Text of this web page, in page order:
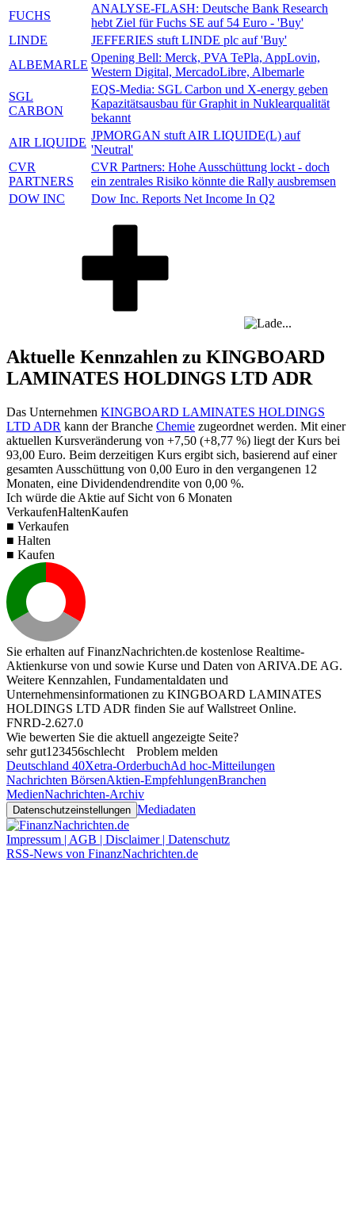
FUCHS
ANALYSE-FLASH: Deutsche Bank Research
hebt Ziel für Fuchs SE auf 54 Euro - 'Buy'
LINDE
JEFFERIES stuft LINDE plc auf 'Buy'
ALBEMARLE
Opening Bell: Merck, PVA TePla, AppLovin,
Western Digital, MercadoLibre, Albemarle
SGL
CARBON
EQS-Media: SGL Carbon und X-energy geben
Kapazitätsausbau für Graphit in Nuklearqualität
bekannt
AIR LIQUIDE
JPMORGAN stuft AIR LIQUIDE(L) auf
'Neutral'
CVR
PARTNERS
CVR Partners: Hohe Ausschüttung lockt - doch
ein zentrales Risiko könnte die Rally ausbremsen
DOW INC
Dow Inc. Reports Net Income In Q2
Aktuelle Kennzahlen zu KINGBOARD
LAMINATES HOLDINGS LTD ADR
Das Unternehmen KINGBOARD LAMINATES HOLDINGS
LTD ADR kann der Branche Chemie zugeordnet werden. Mit einer
aktuellen Kursveränderung von +7,50 (+8,77 %) liegt der Kurs bei
93,00 Euro. Beim derzeitigen Kurs ergibt sich, basierend auf einer
gesamten Ausschüttung von 0,00 Euro in den vergangenen 12
Monaten, eine Dividendendrendite von 0,00 %.
Ich würde die Aktie auf Sicht von 6 Monaten
VerkaufenHaltenKaufen
■ Verkaufen
■ Halten
■ Kaufen
Sie erhalten auf FinanzNachrichten.de kostenlose Realtime-
Aktienkurse von und sowie Kurse und Daten von ARIVA.DE AG.
Weitere Kennzahlen, Fundamentaldaten und
Unternehmensinformationen zu KINGBOARD LAMINATES
HOLDINGS LTD ADR finden Sie aufWallstreet Online.
FNRD-2.627.0
Wie bewerten Sie die aktuell angezeigte Seite?
sehr gut1 23456schlecht
Problem melden
Deutschland 40Xetra-OrderbuchAd hoc-Mitteilungen
Nachrichten BörsenAktien-EmpfehlungenBranchen
MedienNachrichten-Archiv
Datenschutzeinstellungen Mediadaten
Impressum | AGB | Disclaimer | Datenschutz
RSS-News von FinanzNachrichten.de